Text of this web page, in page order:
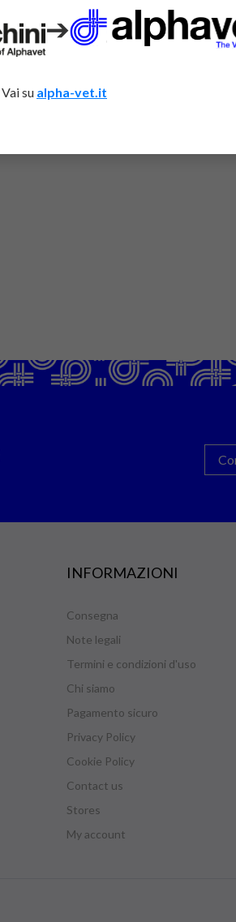
INFORMAZIONI
Consegna
Note legali
Termini e condizioni d'uso
Chi siamo
Pagamento sicuro
Privacy Policy
Cookie Policy
Contact us
Stores
My account
➔
Vai su alpha-vet.it